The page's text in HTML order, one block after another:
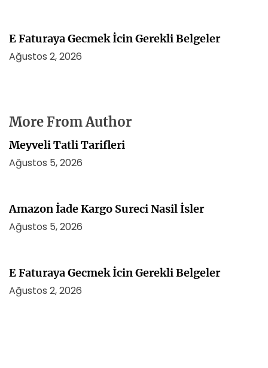
E Faturaya Gecmek İcin Gerekli Belgeler
Ağustos 2, 2026
More From Author
Meyveli Tatli Tarifleri
Ağustos 5, 2026
Amazon İade Kargo Sureci Nasil İsler
Ağustos 5, 2026
E Faturaya Gecmek İcin Gerekli Belgeler
Ağustos 2, 2026